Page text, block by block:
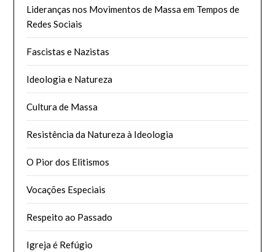
Lideranças nos Movimentos de Massa em Tempos de
Redes Sociais
Fascistas e Nazistas
Ideologia e Natureza
Cultura de Massa
Resistência da Natureza à Ideologia
O Pior dos Elitismos
Vocações Especiais
Respeito ao Passado
Igreja é Refúgio